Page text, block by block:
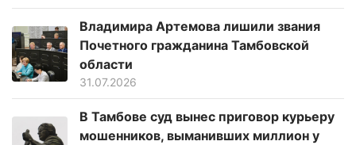
Владимира Артемова лишили звания
Почетного гражданина Тамбовской
области
31.07.2026
В Тамбове суд вынес приговор курьеру
мошенников, выманивших миллион у